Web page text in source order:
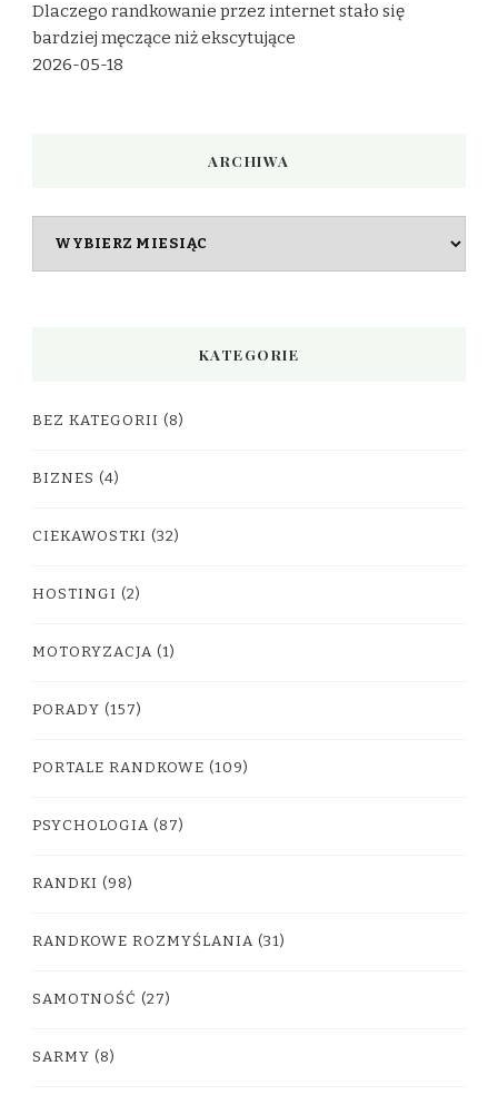
Dlaczego randkowanie przez internet stało się
bardziej męczące niż ekscytujące
2026-05-18
ARCHIWA
KATEGORIE
BEZ KATEGORII (8)
BIZNES (4)
CIEKAWOSTKI (32)
HOSTINGI (2)
MOTORYZACJA (1)
PORADY (157)
PORTALE RANDKOWE (109)
PSYCHOLOGIA (87)
RANDKI (98)
RANDKOWE ROZMYŚLANIA (31)
SAMOTNOŚĆ (27)
SARMY (8)